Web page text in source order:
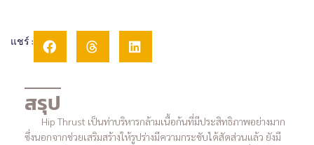
แชร์ :
สรุป
Hip Thrust เป็นท่าบริหารกล้ามเนื้อก้นที่มีประสิทธิภาพอย่างมาก
ซึ่งนอกจากช่วยเสริมสร้างให้รูปร่างมีความกระชับได้สัดส่วนแล้ว ยังมี